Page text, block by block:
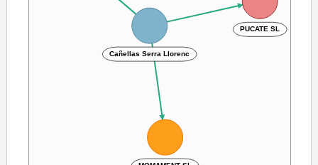
PUCATE SL
Cañellas Serra Llorenc